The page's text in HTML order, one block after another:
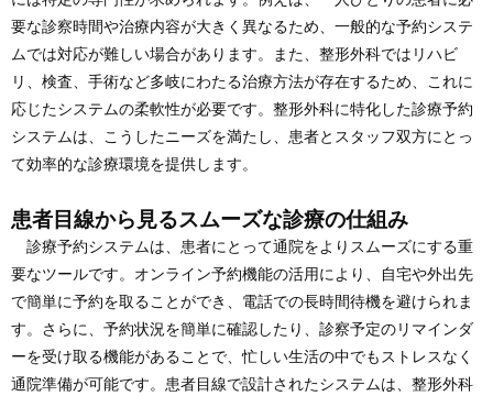
要な診察時間や治療内容が大きく異なるため、一般的な予約システ
ムでは対応が難しい場合があります。また、整形外科ではリハビ
リ、検査、手術など多岐にわたる治療方法が存在するため、これに
応じたシステムの柔軟性が必要です。整形外科に特化した診療予約
システムは、こうしたニーズを満たし、患者とスタッフ双方にとっ
て効率的な診療環境を提供します。
患者目線から見るスムーズな診療の仕組み
診療予約システムは、患者にとって通院をよりスムーズにする重
要なツールです。オンライン予約機能の活用により、自宅や外出先
で簡単に予約を取ることができ、電話での長時間待機を避けられま
す。さらに、予約状況を簡単に確認したり、診察予定のリマインダ
ーを受け取る機能があることで、忙しい生活の中でもストレスなく
通院準備が可能です。患者目線で設計されたシステムは、整形外科